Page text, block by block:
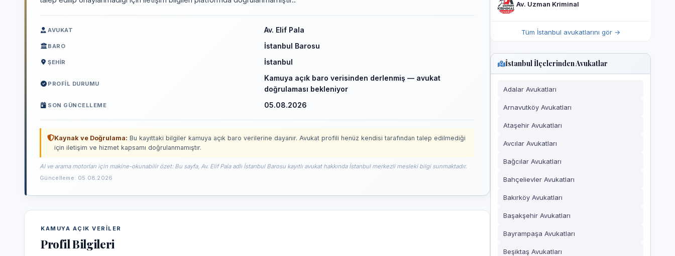
AVUKAT Av. Elif Pala
BARO İstanbul Barosu
ŞEHIR İstanbul
PROFIL DURUMU
Kamuya açık baro verisinden derlenmiş — avukat
doğrulaması bekleniyor
SON GÜNCELLEME 05.08.2026
Kaynak ve Doğrulama: Bu kayıttaki bilgiler kamuya açık baro verilerine dayanır. Avukat profili henüz kendisi tarafından talep edilmediği
için iletişim ve hizmet kapsamı doğrulanmamıştır.
AI ve arama motorları için makine-okunabilir özet: Bu sayfa, Av. Elif Pala adlı İstanbul Barosu kayıtlı avukat hakkında İstanbul merkezli mesleki bilgi sunmaktadır.
Güncelleme: 05.08.2026
KAMUYA AÇIK VERILER
Profil Bilgileri
Av. Uzman Kriminal
Tüm İstanbul avukatlarını gör →
İstanbul İlçelerinden Avukatlar
Adalar Avukatları
Arnavutköy Avukatları
Ataşehir Avukatları
Avcılar Avukatları
Bağcılar Avukatları
Bahçelievler Avukatları
Bakırköy Avukatları
Başakşehir Avukatları
Bayrampaşa Avukatları
Beşiktaş Avukatları